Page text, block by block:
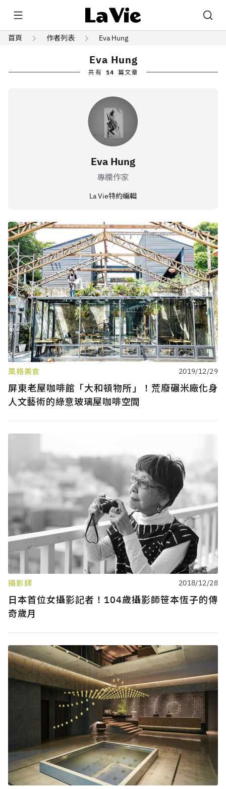
首頁 作者列表 Eva Hung
Eva Hung
共有 14 篇文章
Eva Hung
專欄作家
La Vie特約編輯
風格美食 2019/12/29
屏東老屋咖啡館「大和頓物所」！荒廢碾米廠化身
人文藝術的綠意玻璃屋咖啡空間
攝影師 2018/12/28
日本首位女攝影記者！104歲攝影師笹本恆子的傳
奇歲月